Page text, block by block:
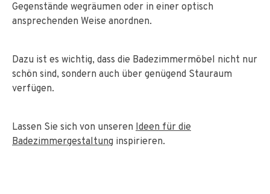
Gegenstände wegräumen oder in einer optisch
ansprechenden Weise anordnen.
Dazu ist es wichtig, dass die Badezimmermöbel nicht nur
schön sind, sondern auch über genügend Stauraum
verfügen.
Lassen Sie sich von unseren Ideen für die
Badezimmergestaltung inspirieren.